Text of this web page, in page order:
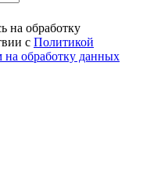
на обработку
с Политикой
на обработку данных